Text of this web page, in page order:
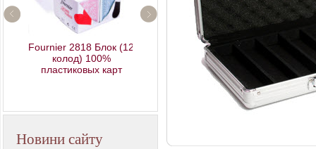
Fournier 2818 Блок (12
колод) 100%
пластиковых карт
Профессиональный
Новини сайту